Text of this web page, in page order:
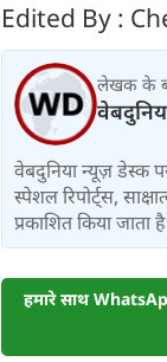
Edited By :
लेखक के
वेबदुनिया न्यूज़ डेस्क पर
स्पेशल रिपोर्ट्स,
प्रकाशित किया जाता
हमारे साथ